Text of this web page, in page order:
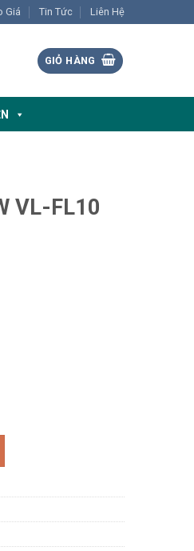
Giá Tin Tức Liên Hệ
GIỎ HÀNG
VL-FL10